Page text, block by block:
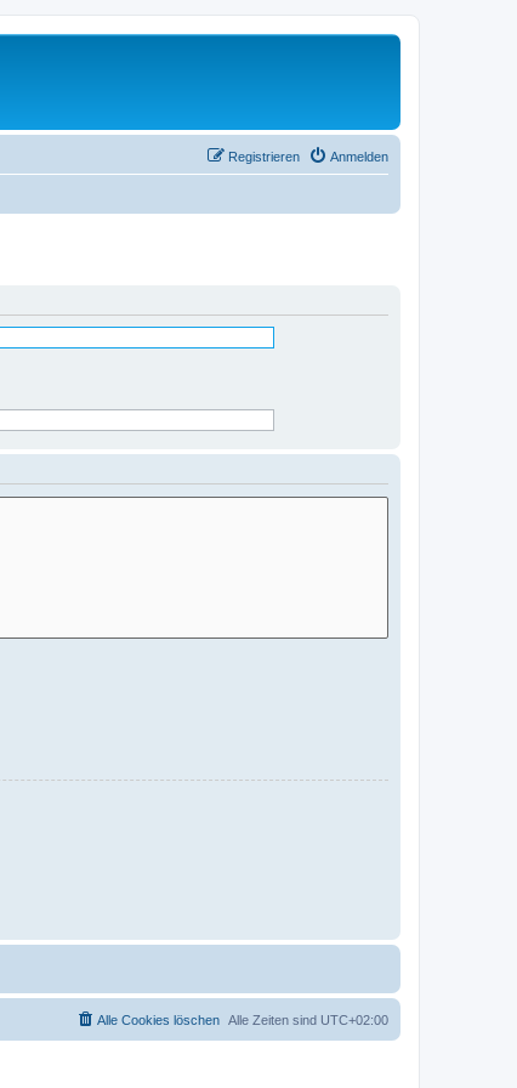
Anmelden
Registrieren
Alle Zeiten sind UTC+02:00
Alle Cookies löschen